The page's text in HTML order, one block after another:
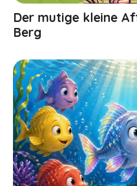
Der mutige kleine
Berg